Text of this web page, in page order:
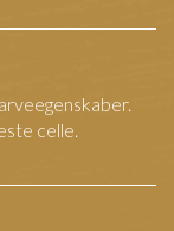
celle.